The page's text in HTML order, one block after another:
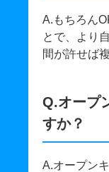
A.もちろん
とで、より
間が許せば
Q.オープ
すか？
A.オープン